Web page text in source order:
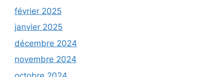
février 2025
janvier 2025
décembre 2024
novembre 2024